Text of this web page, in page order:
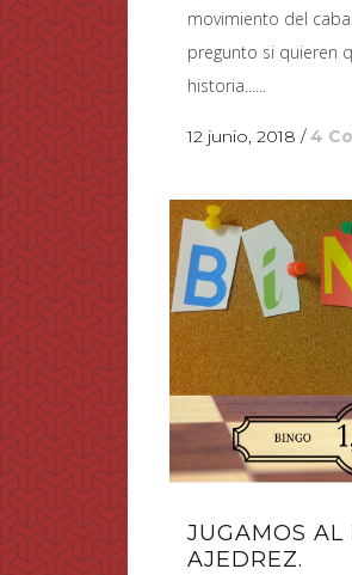
movimiento del
pregunto si quieren
historia......
12 junio, 2018 /4
JUGAMOS AL
AJEDREZ.